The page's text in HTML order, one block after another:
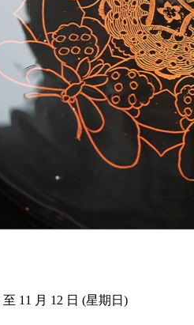
11 月 12 日 (星期日)